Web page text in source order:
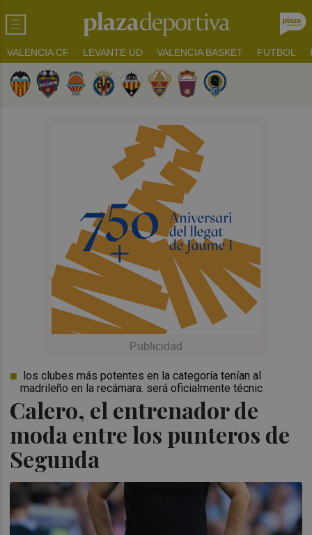
VALENCIA CF LEVANTE UD VALENCIA BASKET FUTBOL
Calero, el entrenador de
moda entre los punteros de
Segunda
los clubes más potentes en la categoría tenían al
madrileño en la recámara. será oficialmente técnic